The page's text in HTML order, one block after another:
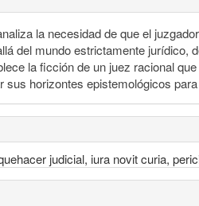
la necesidad de que el
del mundo estrictamente jurídico,
la ficción de un juez racional
sus horizontes epistemológicos
judicial, iura novit curia,